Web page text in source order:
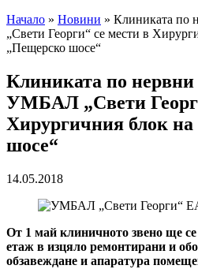
Начало » Новини » Клиниката по
„Свети Георги“ се мести в
„Пещерско шосе“
Клиниката по нервни
УМБАЛ „Свети
Хирургичния блок
шосе“
14.05.2018
От 1 май клиничното звено ще
етаж в изцяло ремонтирани и
обзавеждане и апаратура